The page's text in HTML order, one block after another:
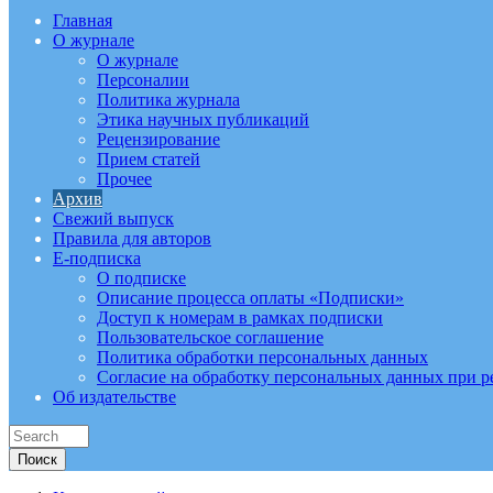
Главная
О журнале
О журнале
Персоналии
Политика журнала
Этика научных публикаций
Рецензирование
Прием статей
Прочее
Архив
Свежий выпуск
Правила для авторов
E-подписка
О подписке
Описание процесса оплаты «Подписки»
Доступ к номерам в рамках подписки
Пользовательское соглашение
Политика обработки персональных данных
Согласие на обработку персональных данных при
Об издательстве